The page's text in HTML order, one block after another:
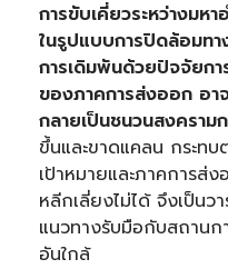
การขับเคี่ยวระหว่างมหา
ในรูปแบบการปิดล้อมท
การเดิมพันด้วยปัจจัยก
ของภาคการส่งออก อา
กลายเป็นชนวนสงคราม
ขึ้นและขาดแคลน กระท
เป้าหมายและภาคการส่
หลีกเลี่ยงไม่ได้ จึงเป็นว
แนวทางรับมือกับสถาน
อันใกล้